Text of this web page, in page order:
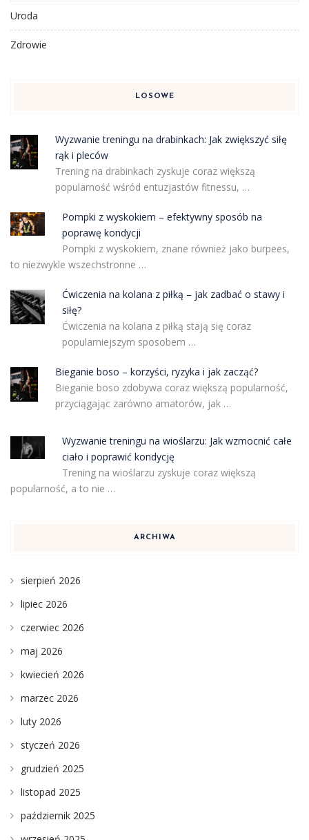
Uroda
Zdrowie
LOSOWE
Wyzwanie treningu na drabinkach: Jak zwiększyć siłę
rąk i pleców
Trening na drabinkach zyskuje coraz większą
popularność wśród entuzjastów fitnessu, …
Pompki z wyskokiem – efektywny sposób na
poprawę kondycji
Pompki z wyskokiem, znane również jako burpees,
to niezwykle wszechstronne …
Ćwiczenia na kolana z piłką – jak zadbać o stawy i
siłę?
Ćwiczenia na kolana z piłką stają się coraz
popularniejszym sposobem …
Bieganie boso – korzyści, ryzyka i jak zacząć?
Bieganie boso zdobywa coraz większą popularność,
przyciągając zarówno amatorów, jak …
Wyzwanie treningu na wioślarzu: Jak wzmocnić całe
ciało i poprawić kondycję
Trening na wioślarzu zyskuje coraz większą
popularność, a to nie …
ARCHIWA
sierpień 2026
lipiec 2026
czerwiec 2026
maj 2026
kwiecień 2026
marzec 2026
luty 2026
styczeń 2026
grudzień 2025
listopad 2025
październik 2025